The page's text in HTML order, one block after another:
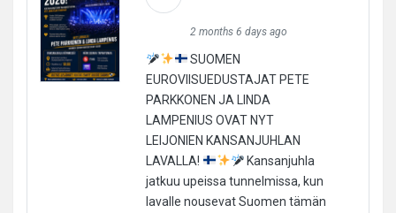
2 months 6 days ago
SUOMEN
EUROVIISUEDUSTAJAT PETE
PARKKONEN JA LINDA
LAMPENIUS OVAT NYT
LEIJONIEN KANSANJUHLAN
LAVALLA!
Kansanjuhla
jatkuu upeissa tunnelmissa, kun
lavalle nousevat Suomen tämän